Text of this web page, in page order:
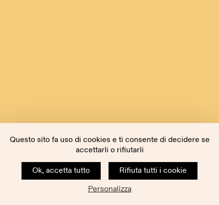
Questo sito fa uso di cookies e ti consente di decidere se
accettarli o rifiutarli
Ok, accetta tutto
Rifiuta tutti i cookie
Personalizza